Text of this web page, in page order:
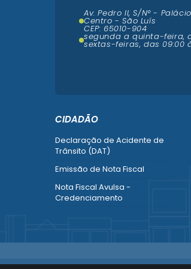
CIDADÃO
Declaração de Acidente de
Trânsito (DAT)
Emissão de Nota Fiscal
Nota Fiscal Avulsa -
Credenciamento
Ver mais serviços do Cidadão
Av. Pedro II, S/N° -
Centro - São Luís
CEP: 65010-904
segunda a quinta-feira,
sextas-feiras, das 09:00